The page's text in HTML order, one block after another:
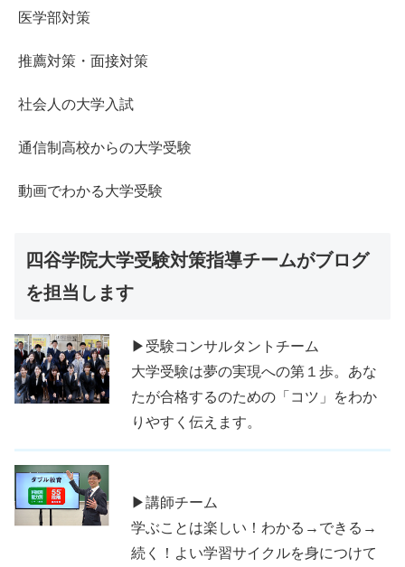
医学部対策
推薦対策・面接対策
社会人の大学入試
通信制高校からの大学受験
動画でわかる大学受験
四谷学院大学受験対策指導チームがブログ
を担当します
▶受験コンサルタントチーム
大学受験は夢の実現への第１歩。あな
たが合格するのための「コツ」をわか
りやすく伝えます。
▶講師チーム
学ぶことは楽しい！わかる→できる→
続く！よい学習サイクルを身につけて